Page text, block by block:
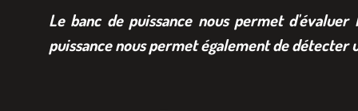
Le banc de puissance nous permet
puissance nous permet également de